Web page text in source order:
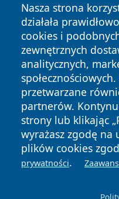
Nasza strona
działała
cookies i
zewnętrznych
analitycznych,
przetwarzane
partnerów.
strony lub klikając
wyrażasz zgodę na
plików cookies
prywatności.
Copyright © 2026
zastrzeżone.
News Autorzy